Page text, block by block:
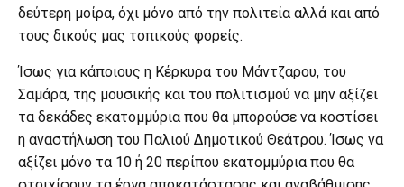
δεύτερη μοίρα, όχι μόνο από την πολιτεία αλλά και από
τους δικούς μας τοπικούς φορείς.
Ίσως για κάποιους η Κέρκυρα του Μάντζαρου, του
Σαμάρα, της μουσικής και του πολιτισμού να μην αξίζει
τα δεκάδες εκατομμύρια που θα μπορούσε να κοστίσει
η αναστήλωση του Παλιού Δημοτικού Θεάτρου. Ίσως να
αξίζει μόνο τα 10 ή 20 περίπου εκατομμύρια που θα